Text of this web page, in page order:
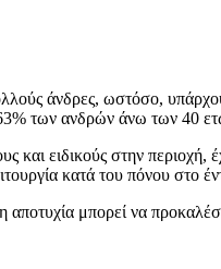
άνδρες, ωστόσο,
των ανδρών άνω των 40
και ειδικούς στην
κατά του πόνου στο
μπορεί να